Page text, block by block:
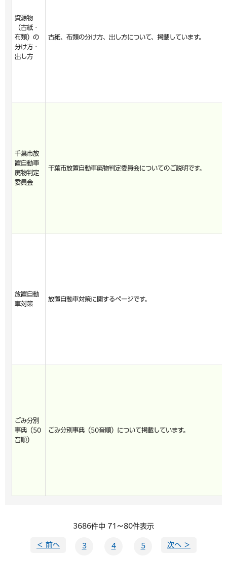
資源物
（古紙・
布類）の
分け方・
出し方
古紙、布類の分け方、出し方について、掲載しています。
千葉市放
置自動車
廃物判定
委員会
千葉市放置自動車廃物判定委員会についてのご説明です。
放置自動
車対策
放置自動車対策に関するページです。
ごみ分別
事典（50
音順）
ごみ分別事典（50音順）について掲載しています。
3686件中 71～80件表示
＜ 前へ 3 4 5 次へ ＞